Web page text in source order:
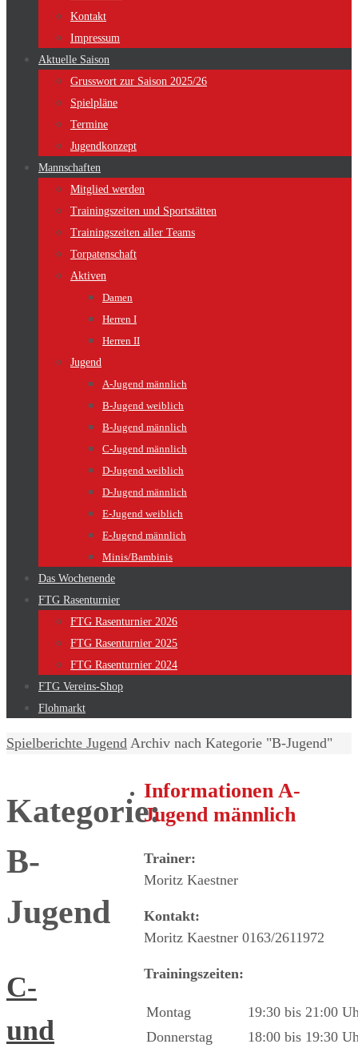
Kontakt
Impressum
Aktuelle Saison
Grusswort zur Saison 2025/26
Spielpläne
Termine
Jugendkonzept
Mannschaften
Mitglied werden
Trainingszeiten und Sportstätten
Trainingszeiten aller Teams
Torpatenschaft
Aktiven
Damen
Herren I
Herren II
Jugend
A-Jugend männlich
B-Jugend weiblich
B-Jugend männlich
C-Jugend männlich
D-Jugend weiblich
D-Jugend männlich
E-Jugend weiblich
E-Jugend männlich
Minis/Bambinis
Das Wochenende
FTG Rasenturnier
FTG Rasenturnier 2026
FTG Rasenturnier 2025
FTG Rasenturnier 2024
FTG Vereins-Shop
Flohmarkt
Home
Spielberichte Jugend Archiv nach Kategorie "B-Jugend"
Kategorie:
B-
Jugend
C-
und
Informationen A-
Jugend männlich
Trainer:
Moritz Kaestner
Kontakt:
Moritz Kaestner 0163/2611972
Trainingszeiten:
Montag
19:30 bis 21:00
Donnerstag
18:00 bis 19:30